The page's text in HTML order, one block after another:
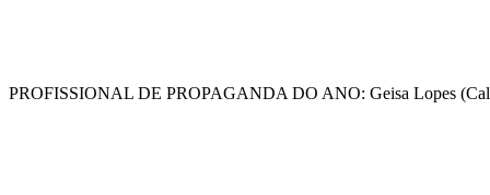
PROFISSIONAL DE PROPAGANDA DO ANO: Geisa Lopes